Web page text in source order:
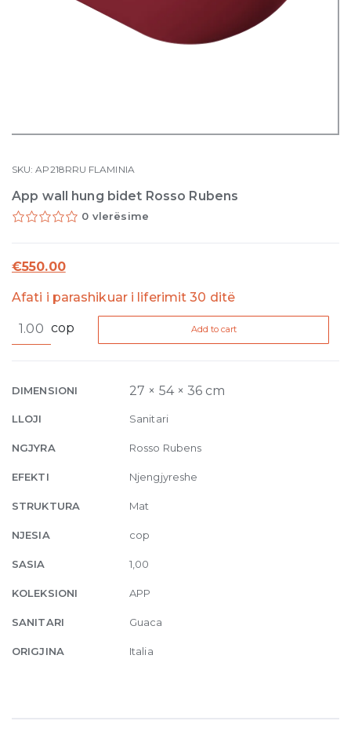
SKU:AP218RRU FLAMINIA
App wall hung bidet Rosso Rubens
0 vlerësime
€550.00
Afati i parashikuar i liferimit 30 ditë
wall
Rosso
quantity
cop Add to cart
DIMENSIONI 27 × 54 × 36 cm
LLOJI Sanitari
NGJYRA Rosso Rubens
EFEKTI Njengjyreshe
STRUKTURA Mat
NJESIA cop
SASIA 1,00
KOLEKSIONI APP
SANITARI Guaca
ORIGJINA Italia